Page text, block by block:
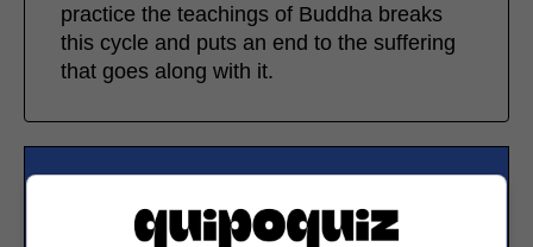
practice the teachings of Buddha breaks
this cycle and puts an end to the suffering
that goes along with it.
newsletter